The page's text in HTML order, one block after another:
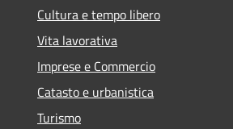
Cultura e tempo libero
Vita lavorativa
Imprese e Commercio
Catasto e urbanistica
Turismo